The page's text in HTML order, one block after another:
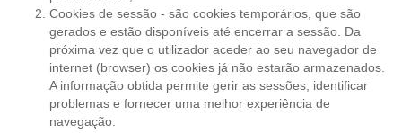
Cookies de sessão - são cookies temporários, que são
gerados e estão disponíveis até encerrar a sessão. Da
próxima vez que o utilizador aceder ao seu navegador de
internet (browser) os cookies já não estarão armazenados.
A informação obtida permite gerir as sessões, identificar
problemas e fornecer uma melhor experiência de
navegação.